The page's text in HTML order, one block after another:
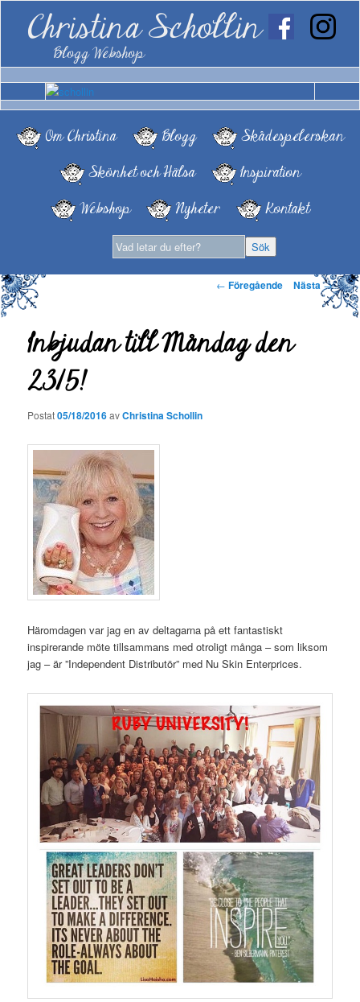
Christina Schollin
Blogg Webshop
Om Christina Blogg
Skådespelerskan
Skönhet och Hälsa
Inspiration
Webshop
Nyheter Kontakt
Inläggsnavigering
← Föregående Nästa→
Inbjudan till Måndag den
23/5!
Postat05/18/2016avChristina Schollin
Häromdagen var jag en av deltagarna på ett fantastiskt
inspirerande möte tillsammans med otroligt många – som liksom
jag – är ”Independent Distributör” med Nu Skin Enterprices.